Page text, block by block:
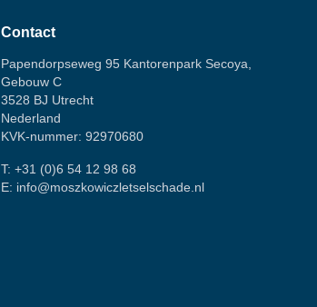
Contact
Papendorpseweg 95 Kantorenpark Secoya,
Gebouw C
3528 BJ Utrecht
Nederland
KVK-nummer: 92970680
T: +31 (0)6 54 12 98 68
E: info@moszkowiczletselschade.nl